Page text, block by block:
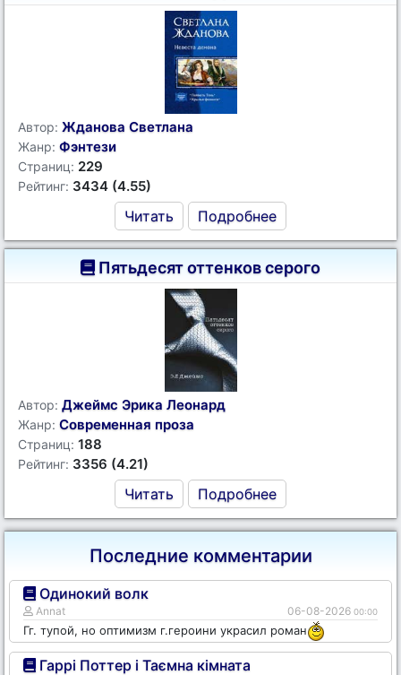
Автор: Жданова Светлана
Жанр: Фэнтези
Страниц: 229
Рейтинг: 3434 (4.55)
Читать Подробнее
Пятьдесят оттенков серого
Автор: Джеймс Эрика Леонард
Жанр: Современная проза
Страниц: 188
Рейтинг: 3356 (4.21)
Читать Подробнее
Последние комментарии
Одинокий волк
Annat 06-08-2026 00:00
Гг. тупой, но оптимизм г.героини украсил роман
Гаррі Поттер і Таємна кімната